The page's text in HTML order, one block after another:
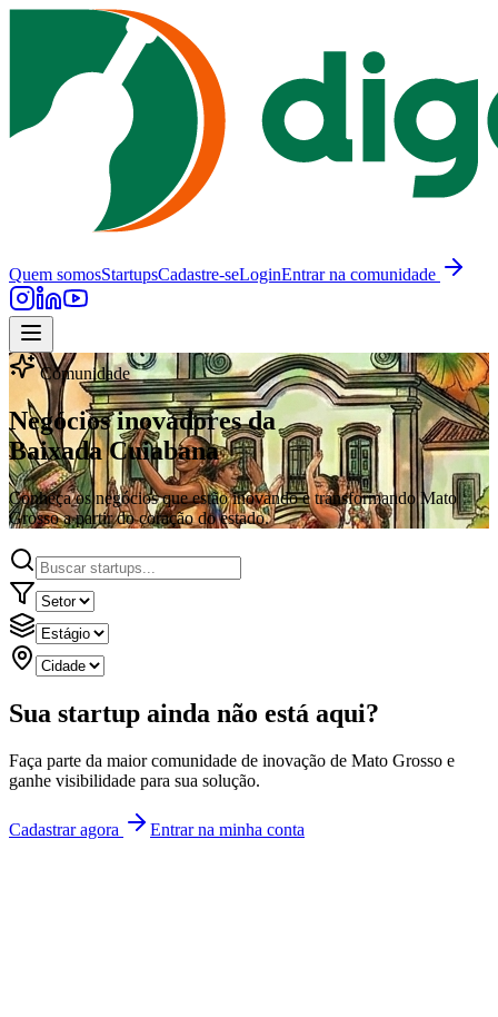
Quem somosStartupsCadastre-seLoginEntrar na comunidade
Comunidade
Negócios inovadores da
Baixada Cuiabana
Conheça os negócios que estão inovando e transformando Mato
Grosso a partir do coração do estado.
Sua startup ainda não está aqui?
Faça parte da maior comunidade de inovação de Mato Grosso e
ganhe visibilidade para sua solução.
Cadastrar agora Entrar na minha conta